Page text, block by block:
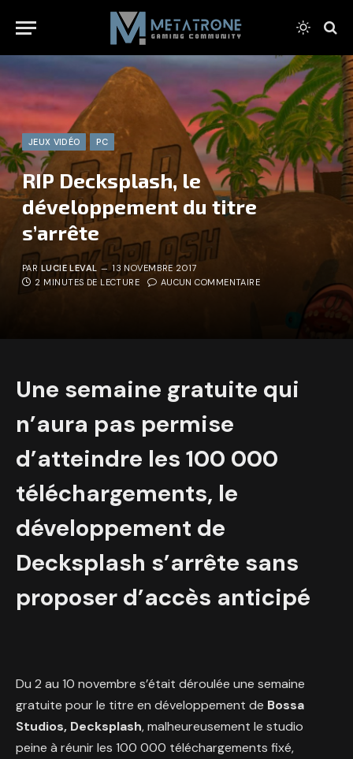
JEUX VIDÉO PC
RIP Decksplash, le
développement du titre
s’arrête
PAR LUCIE LEVAL
13 NOVEMBRE 2017
2 MINUTES DE LECTURE
AUCUN COMMENTAIRE
Une semaine gratuite qui
n’aura pas permise
d’atteindre les 100 000
téléchargements, le
développement de
Decksplash s’arrête sans
proposer d’accès anticipé
Du 2 au 10 novembre s’était déroulée une semaine
gratuite pour le titre en développement de Bossa
Studios, Decksplash, malheureusement le studio
peine à réunir les 100 000 téléchargements fixé,